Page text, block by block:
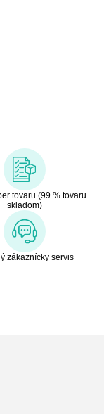
tovaru (99 % tovaru
skladom)
zákaznícky servis